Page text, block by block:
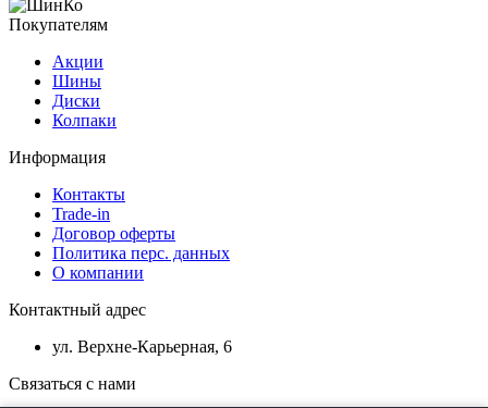
Покупателям
Акции
Шины
Диски
Колпаки
Информация
Контакты
Trade-in
Договор оферты
Политика перс. данных
О компании
Контактный адрес
ул. Верхне-Карьерная, 6
Связаться с нами